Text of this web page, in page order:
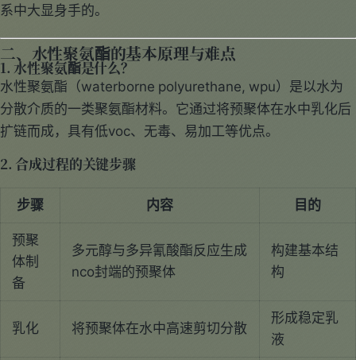
系中大显身手的。
二、水性聚氨酯的基本原理与难点
1. 水性聚氨酯是什么？
水性聚氨酯（waterborne polyurethane, wpu）是以水为
分散介质的一类聚氨酯材料。它通过将预聚体在水中乳化后
扩链而成，具有低voc、无毒、易加工等优点。
2. 合成过程的关键步骤
步骤 内容
目的
预聚
体制
备
多元醇与多异氰酸酯反应生成
nco封端的预聚体
构建基本结
构
乳化 将预聚体在水中高速剪切分散
形成稳定乳
液